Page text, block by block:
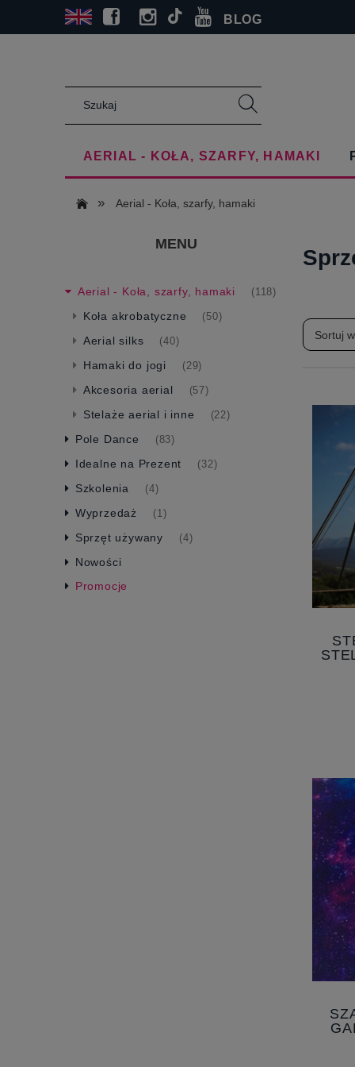
BLOG
AERIAL - KOŁA, SZARFY, HAMAKI
» Aerial - Koła, szarfy, hamaki
MENU
Aerial - Koła, szarfy, hamaki (118)
Koła akrobatyczne (50)
Aerial silks (40)
Hamaki do jogi (29)
Akcesoria aerial (57)
Stelaże aerial i inne (22)
Pole Dance (83)
Idealne na Prezent (32)
Szkolenia (4)
Wyprzedaż (1)
Sprzęt używany (4)
Nowości
Promocje
Sortuj